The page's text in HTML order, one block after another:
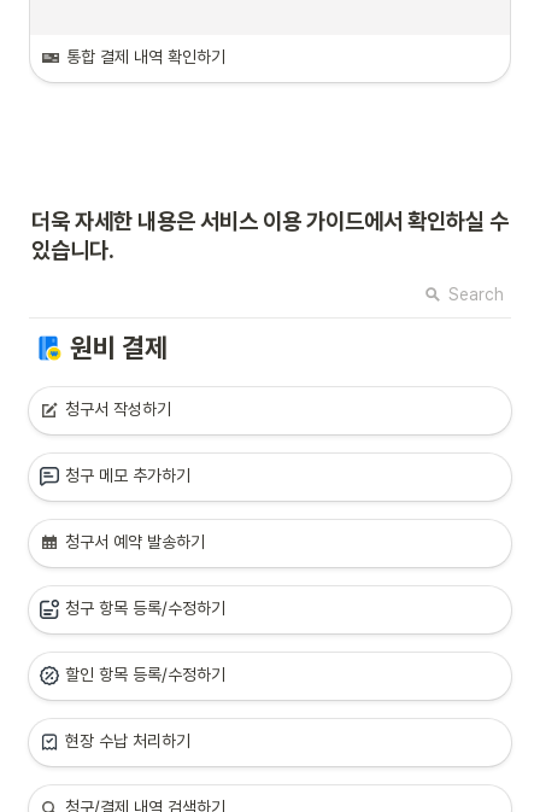
또한, 학부모님께서 결제 취소를 요청하시는 경우 편리하게 취소가 가능하며, 원에서
통합 결제 내역 확인하기
더욱 자세한 내용은 서비스 이용 가이드에서 확인하실 수
있습니다.
Search
원비 결제
청구서 작성하기
청구 메모 추가하기
청구서 예약 발송하기
청구 항목 등록/수정하기
할인 항목 등록/수정하기
현장 수납 처리하기
청구/결제 내역 검색하기